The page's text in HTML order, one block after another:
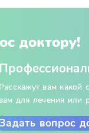
доктору!
Расскажут вам какой
вам для лечения или
вопрос